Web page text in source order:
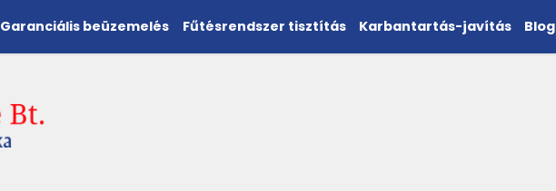
Garanciális beüzemelés Fűtésrendszer tisztítás Karbantartás-javítás Blog